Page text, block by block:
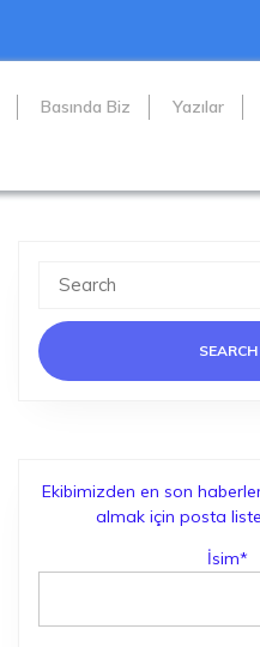
Basında Biz Yazılar
for:
Ekibimizden en son
almak için posta
İsim*